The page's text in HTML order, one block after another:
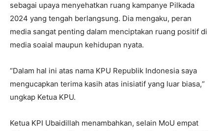
sebagai upaya menyehatkan ruang kampanye Pilkada
2024 yang tengah berlangsung. Dia mengaku, peran
media sangat penting dalam menciptakan ruang positif di
media soaial maupun kehidupan nyata.
“Dalam hal ini atas nama KPU Republik Indonesia saya
mengucapkan terima kasih atas inisiatif yang luar biasa,“
ungkap Ketua KPU.
Ketua KPI Ubaidillah menambahkan, selain MoU empat